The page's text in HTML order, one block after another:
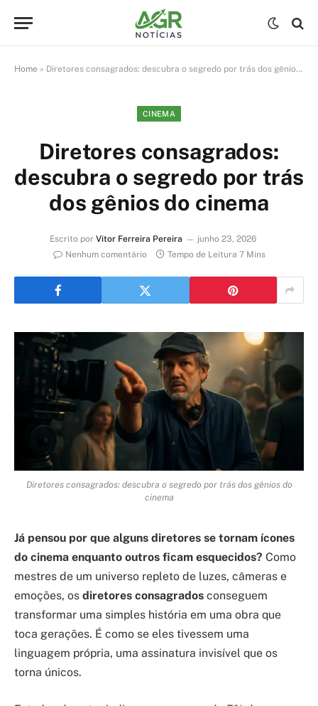
Home » Diretores consagrados: descubra o segredo por trás dos gênios do cinema
CINEMA
Diretores consagrados:
descubra o segredo por trás
dos gênios do cinema
Escrito por Vitor Ferreira Pereira
junho 23, 2026
Nenhum comentário
Tempo de Leitura 7 Mins
Diretores consagrados: descubra o segredo por trás dos gênios do
cinema
Já pensou por que alguns diretores se tornam ícones
do cinema enquanto outros ficam esquecidos? Como
mestres de um universo repleto de luzes, câmeras e
emoções, os diretores consagrados conseguem
transformar uma simples história em uma obra que
toca gerações. É como se eles tivessem uma
linguagem própria, uma assinatura invisível que os
torna únicos.